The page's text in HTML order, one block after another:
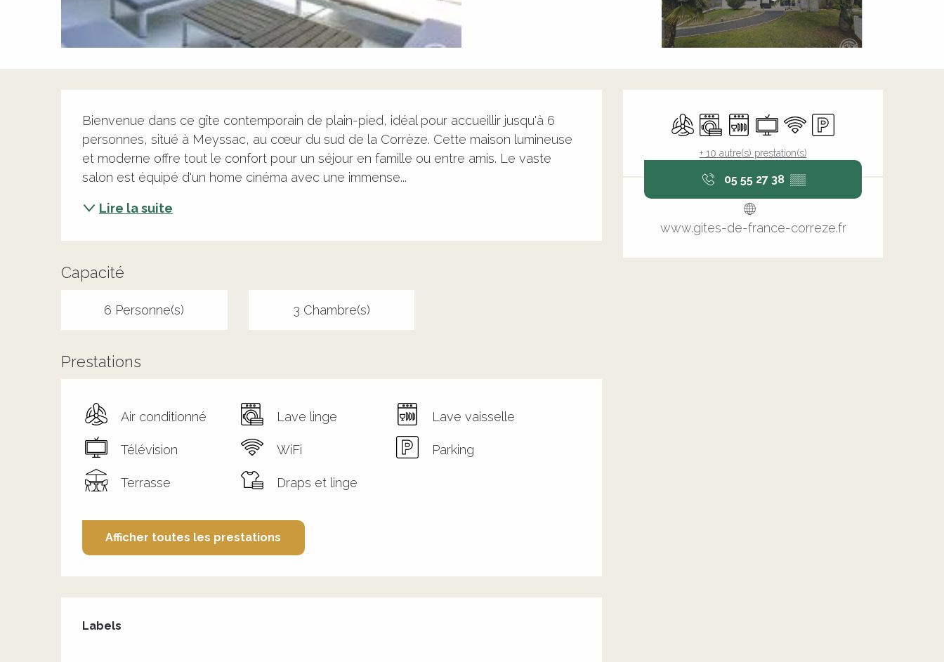
Air conditionné
Lave lingeLave vaisselle
Télévision
WiFi Parking
+ 10 autre(s) prestation(s)
05 55 27 38 ▒▒
www.gites-de-france-correze.fr
Bienvenue dans ce gîte contemporain de plain-pied, idéal pour accueillir jusqu'à 6
personnes, situé à Meyssac, au cœur du sud de la Corrèze. Cette maison lumineuse
et moderne offre tout le confort pour un séjour en famille ou entre amis. Le vaste
salon est équipé d'un home cinéma avec une immense...
Lire la suite
Capacité
6 Personne(s) 3 Chambre(s)
Prestations
Air conditionné Lave linge Lave vaisselle
Télévision WiFi Parking
Terrasse Draps et linge
Afficher toutes les prestations
Labels
Labels